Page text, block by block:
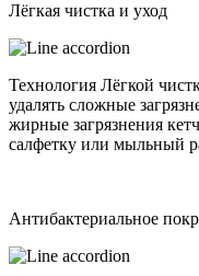
Лёгкая чистка и уход
Технология Лёгкой
удалять сложные
жирные загрязнения
салфетку или мыльный
Антибактериальное